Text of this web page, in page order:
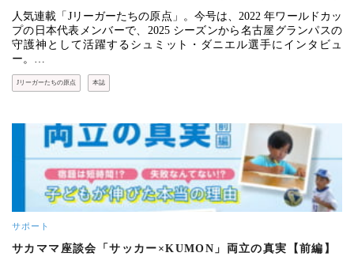
人気連載「Jリーガーたちの原点」。今号は、2022 年ワールドカッ
プの日本代表メンバーで、2025 シーズンから名古屋グランパスの
守護神として活躍するシュミット・ダニエル選手にインタビュ
ー。…
Jリーガーたちの原点 本誌
サポート
サカママ座談会「サッカー×KUMON」両立の真実【前編】